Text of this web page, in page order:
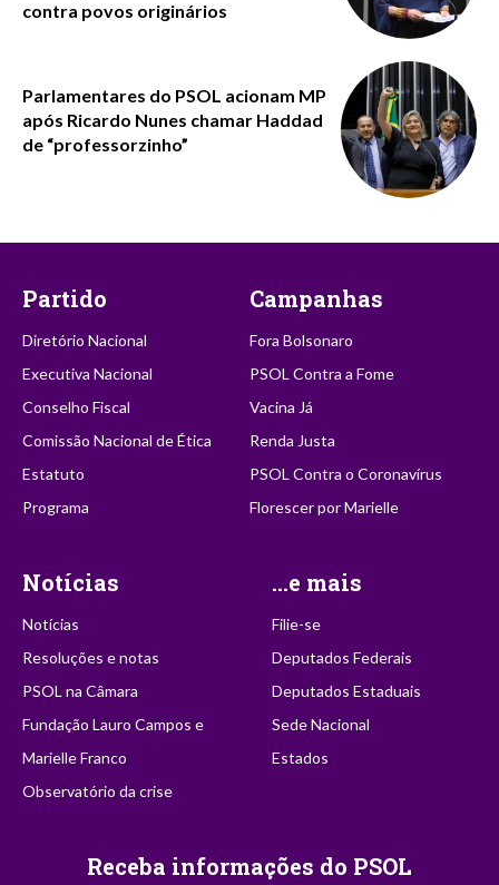
contra povos originários
Parlamentares do PSOL acionam MP
após Ricardo Nunes chamar Haddad
de “professorzinho”
Partido
Diretório Nacional
Executiva Nacional
Conselho Fiscal
Comissão Nacional de Ética
Estatuto
Programa
Campanhas
Fora Bolsonaro
PSOL Contra a Fome
Vacina Já
Renda Justa
PSOL Contra o Coronavírus
Florescer por Marielle
Notícias
Notícias
Resoluções e notas
PSOL na Câmara
Fundação Lauro Campos e
Marielle Franco
Observatório da crise
...e mais
Filie-se
Deputados Federais
Deputados Estaduais
Sede Nacional
Estados
Receba informações do PSOL